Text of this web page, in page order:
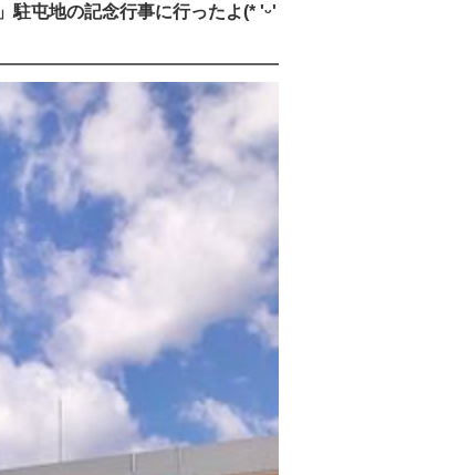
駐屯地の記念行事に行ったよ(* 'ᵕ'